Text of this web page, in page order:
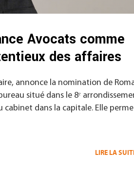
Avocats comme
des affaires
annonce la nomination de
situé dans le 8ᵉ
cabinet dans la capitale. Elle
LIRE LA